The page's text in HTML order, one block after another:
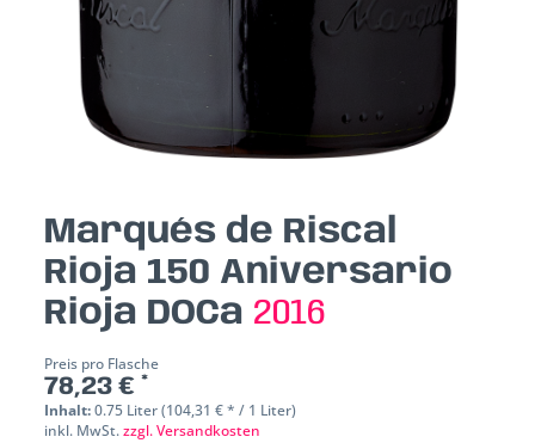
Marqués de Riscal
Rioja 150 Aniversario
Rioja DOCa 2016
Preis pro Flasche
78,23 € *
Inhalt:0.75 Liter (104,31 € * / 1 Liter)
inkl. MwSt.zzgl. Versandkosten